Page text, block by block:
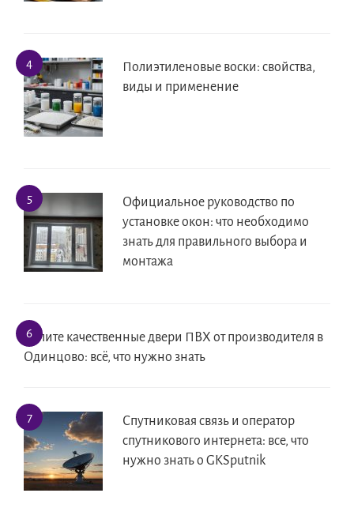
Полиэтиленовые воски: свойства,
виды и применение
Официальное руководство по
установке окон: что необходимо
знать для правильного выбора и
монтажа
Купите качественные двери ПВХ от производителя в
Одинцово: всё, что нужно знать
Спутниковая связь и оператор
спутникового интернета: все, что
нужно знать о GKSputnik